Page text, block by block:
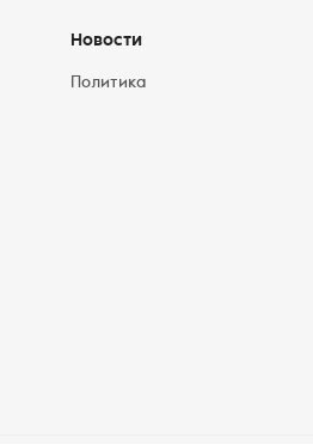
Новости
Политика